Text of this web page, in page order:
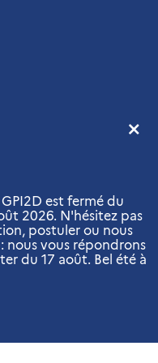
GPI2D est fermé du
2026. N'hésitez pas
postuler ou nous
nous vous répondrons
du 17 août. Bel été à